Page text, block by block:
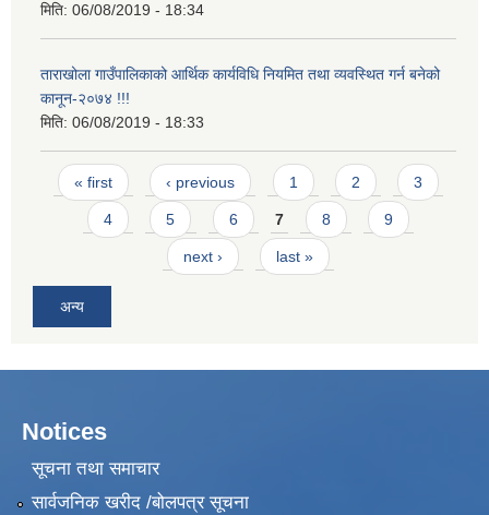
मिति: 06/08/2019 - 18:34
ताराखोला गाउँपालिकाको आर्थिक कार्यविधि नियमित तथा व्यवस्थित गर्न बनेको
कानून-२०७४ !!!
मिति: 06/08/2019 - 18:33
Pages
« first ‹ previous 1 2 3
4 5 6 7 8 9
next › last »
अन्य
Notices
सूचना तथा समाचार
सार्वजनिक खरीद /बोलपत्र सूचना